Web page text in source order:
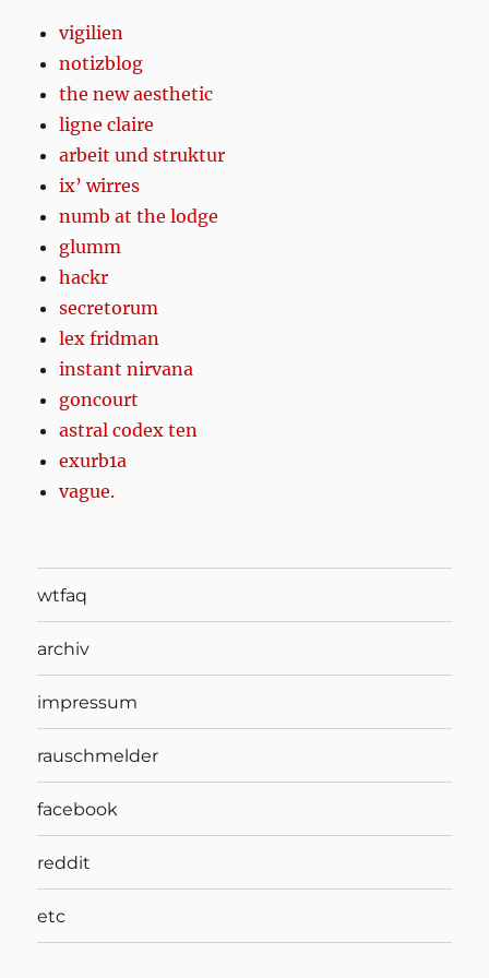
vigilien
notizblog
the new aesthetic
ligne claire
arbeit und struktur
ix’ wirres
numb at the lodge
glumm
hackr
secretorum
lex fridman
instant nirvana
goncourt
astral codex ten
exurb1a
vague.
wtfaq
archiv
impressum
rauschmelder
facebook
reddit
etc